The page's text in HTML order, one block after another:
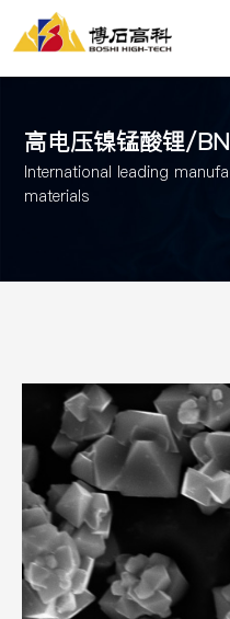
高电压镍锰酸锂/
International leading
materials